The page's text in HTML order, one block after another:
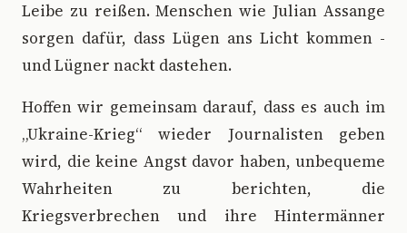
Leibe zu reißen. Menschen wie Julian Assange
sorgen dafür, dass Lügen ans Licht kommen -
und Lügner nackt dastehen.
Hoffen wir gemeinsam darauf, dass es auch im
„Ukraine-Krieg“ wieder Journalisten geben
wird, die keine Angst davor haben, unbequeme
Wahrheiten zu berichten, die
Kriegsverbrechen und ihre Hintermänner